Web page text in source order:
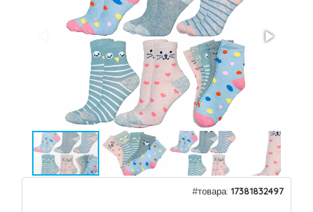
#товара: 17381832497